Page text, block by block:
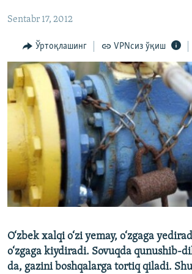
На русском
ИЖТИМОИЙ ТАРМОҚЛАР
Озодлик бошқа тилларда
Sentabr 17, 2012
Ўртоқлашинг VPNсиз ўқиш
O‘zbek xalqi o‘zi yemay, o‘zgaga
o‘zgaga kiydiradi. Sovuqda qunushib-
da, gazini boshqalarga tortiq qiladi.